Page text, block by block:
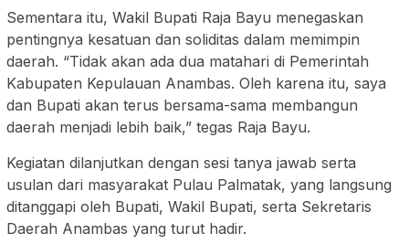
Sementara itu, Wakil Bupati Raja Bayu menegaskan
pentingnya kesatuan dan soliditas dalam memimpin
daerah. “Tidak akan ada dua matahari di Pemerintah
Kabupaten Kepulauan Anambas. Oleh karena itu, saya
dan Bupati akan terus bersama-sama membangun
daerah menjadi lebih baik,” tegas Raja Bayu.
Kegiatan dilanjutkan dengan sesi tanya jawab serta
usulan dari masyarakat Pulau Palmatak, yang langsung
ditanggapi oleh Bupati, Wakil Bupati, serta Sekretaris
Daerah Anambas yang turut hadir.